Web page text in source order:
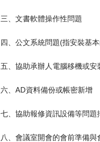
三、文書軟體操作性問題
四、公文系統問題(指安裝基
五、協助承辦人電腦移機或安
六、AD資料備份或帳密新增
七、協助報修資訊設備等問題
八、會議室開會的會前準備與